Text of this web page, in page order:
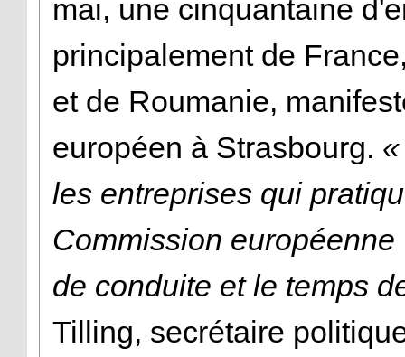
mai, une cinquantaine
principalement de
et de Roumanie,
européen à Strasbourg.
les entreprises qui
Commission
de conduite et le temps
Tilling, secrétaire